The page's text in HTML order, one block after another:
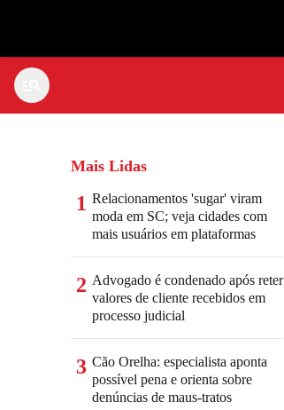
Mais Lidas
1 Relacionamentos 'sugar' viram
moda em SC; veja cidades com
mais usuários em plataformas
2 Advogado é condenado após reter
valores de cliente recebidos em
processo judicial
3 Cão Orelha: especialista aponta
possível pena e orienta sobre
denúncias de maus-tratos